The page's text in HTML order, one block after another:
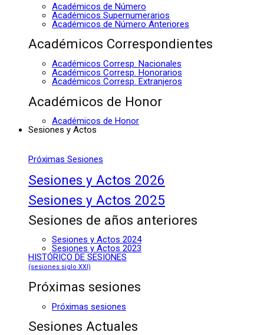
Académicos de Número
Académicos Supernumerarios
Académicos de Número Anteriores
Académicos Correspondientes
Académicos Corresp. Nacionales
Académicos Corresp. Honorarios
Académicos Corresp. Extranjeros
Académicos de Honor
Académicos de Honor
Sesiones y Actos
Próximas Sesiones
Sesiones y Actos 2026
Sesiones y Actos 2025
Sesiones de años anteriores
Sesiones y Actos 2024
Sesiones y Actos 2023
HISTÓRICO DE SESIONES
(sesiones siglo XXI)
Próximas sesiones
Próximas sesiones
Sesiones Actuales